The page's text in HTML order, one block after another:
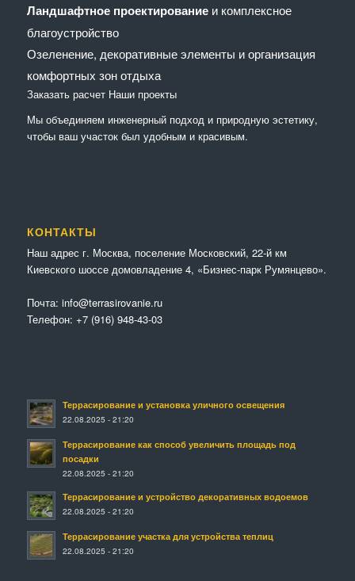
Ландшафтное проектированиеи комплексное
благоустройство
Озеленение, декоративные элементы и организация
комфортных зон отдыха
Заказать расчет Наши проекты
Мы объединяем инженерный подход и природную эстетику,
чтобы ваш участок был удобным и красивым.
КОНТАКТЫ
Наш адрес г. Москва, поселение Московский, 22-й км
Киевского шоссе домовладение 4, «Бизнес-парк Румянцево».
Почта: info@terrasirovanie.ru
Телефон: +7 (916) 948-43-03
Террасирование и установка уличного освещения
22.08.2025 - 21:20
Террасирование как способ увеличить площадь под
посадки
22.08.2025 - 21:20
Террасирование и устройство декоративных водоемов
22.08.2025 - 21:20
Террасирование участка для устройства теплиц
22.08.2025 - 21:20